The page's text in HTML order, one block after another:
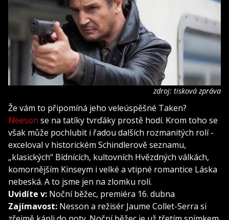
zdroj: tisková zpráva
Že vám to připomíná jeho veleúspěšné Taken?
Neeson se na tatíky tvrďáky prostě hodí. Krom toho se
však může pochlubit i řadou dalších rozmanitých rolí -
exceloval v historickém Schindlerově seznamu,
„klasických“ Bídnících, kultovních Hvězdných válkách,
komornějším Kinseym i velké a vtipné romantice Láska
nebeská. A to jsme jen na zlomku rolí.
Uvidíte v: Noční běžec, premiéra 16. dubna
Zajímavost: Nesson a režisér Jaume Collet-Serra si